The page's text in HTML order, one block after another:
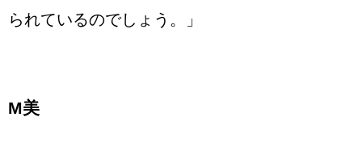
られているのでしょう。」
М美